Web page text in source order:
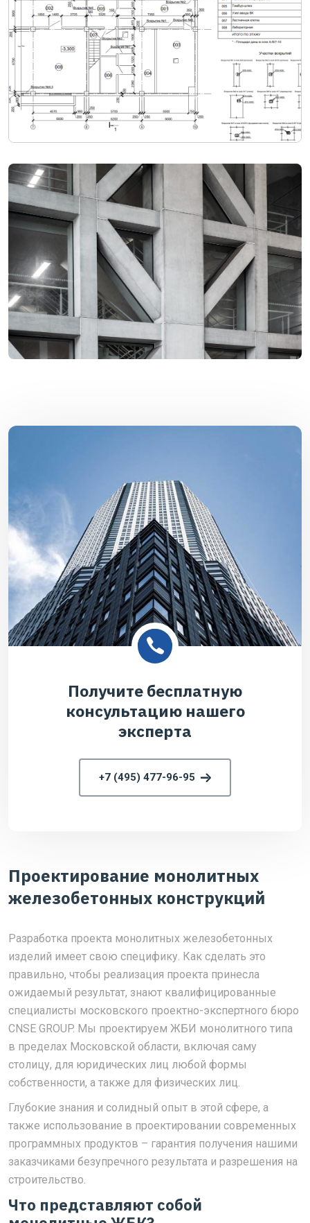
Получите бесплатную
консультацию нашего
эксперта
+7 (495) 477-96-95
Проектирование монолитных
железобетонных конструкций
Разработка проекта монолитных железобетонных
изделий имеет свою специфику. Как сделать это
правильно, чтобы реализация проекта принесла
ожидаемый результат, знают квалифицированные
специалисты московского проектно-экспертного бюро
CNSE GROUP. Мы проектируем ЖБИ монолитного типа
в пределах Московской области, включая саму
столицу, для юридических лиц любой формы
собственности, а также для физических лиц.
Глубокие знания и солидный опыт в этой сфере, а
также использование в проектировании современных
программных продуктов – гарантия получения нашими
заказчиками безупречного результата и разрешения на
строительство.
Что представляют собой